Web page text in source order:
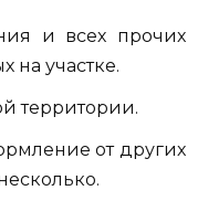
и всех прочих
на участке.
территории.
от других